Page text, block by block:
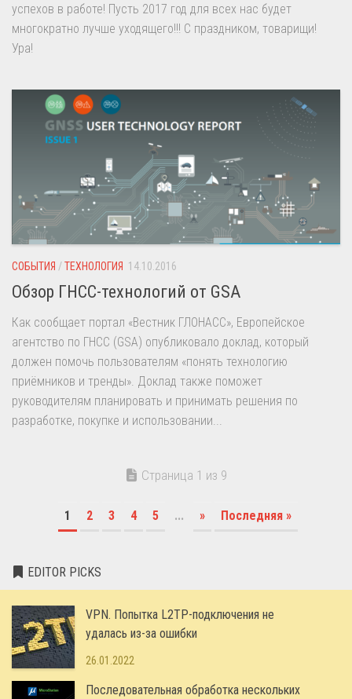
успехов в работе! Пусть 2017 год для всех нас будет
многократно лучше уходящего!!! С праздником, товарищи!
Ура!
СОБЫТИЯ /ТЕХНОЛОГИЯ 14.10.2016
Обзор ГНСС-технологий от GSA
Как сообщает портал «Вестник ГЛОНАСС», Европейское
агентство по ГНСС (GSA) опубликовало доклад, который
должен помочь пользователям «понять технологию
приёмников и тренды». Доклад также поможет
руководителям планировать и принимать решения по
разработке, покупке и использовании...
Страница 1 из 9
1 2 3 4 5 ... » Последняя »
EDITOR PICKS
VPN. Попытка L2TP-подключения не
удалась из-за ошибки
26.01.2022
Последовательная обработка нескольких